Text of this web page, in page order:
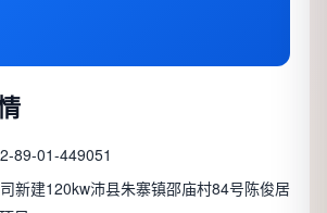
89-01-449051
新建120kw沛县朱寨镇邵庙村84号陈俊居